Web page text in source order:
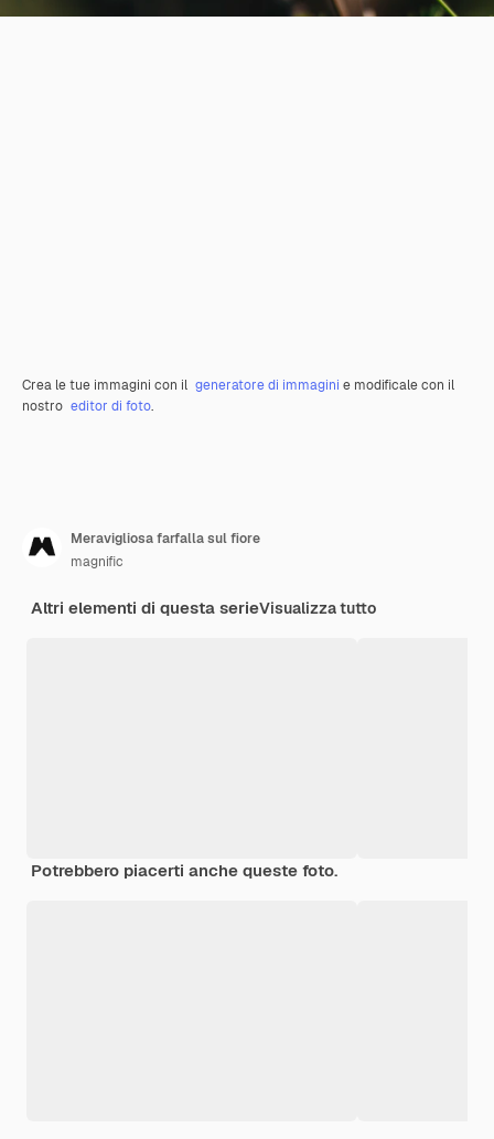
Crea le tue immagini con il generatore di immagini e modificale con il
nostro editor di foto.
Meravigliosa farfalla sul fiore
magnific
Altri elementi di questa serieVisualizza tutto
Potrebbero piacerti anche queste foto.